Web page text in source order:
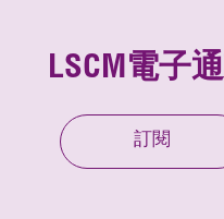
LSCM電子
訂閱